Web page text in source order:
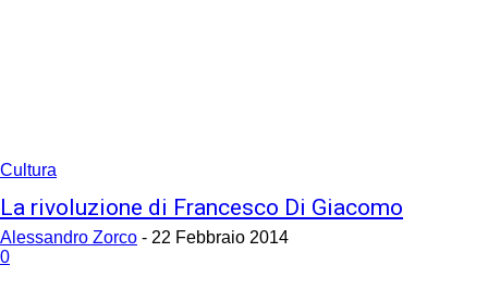
Cultura
La rivoluzione di Francesco Di Giacomo
Alessandro Zorco - 22 Febbraio 2014
0